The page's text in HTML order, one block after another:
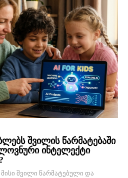
შვილის წარმატებაში
ინტელექტი
შვილი წარმატებული და